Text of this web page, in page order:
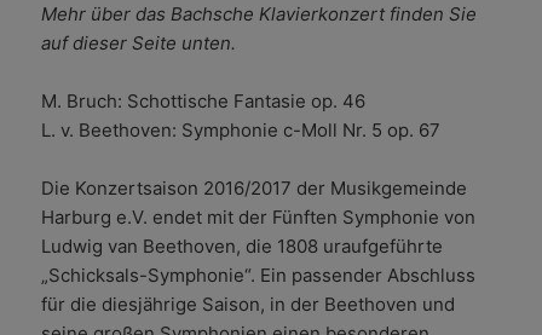
Mehr über das Bachsche Klavierkonzert finden Sie
auf dieser Seite unten.
M. Bruch: Schottische Fantasie op. 46
L. v. Beethoven: Symphonie c-Moll Nr. 5 op. 67
Die Konzertsaison 2016/2017 der Musikgemeinde
Harburg e.V. endet mit der Fünften Symphonie von
Ludwig van Beethoven, die 1808 uraufgeführte
„Schicksals-Symphonie“. Ein passender Abschluss
für die diesjährige Saison, in der Beethoven und